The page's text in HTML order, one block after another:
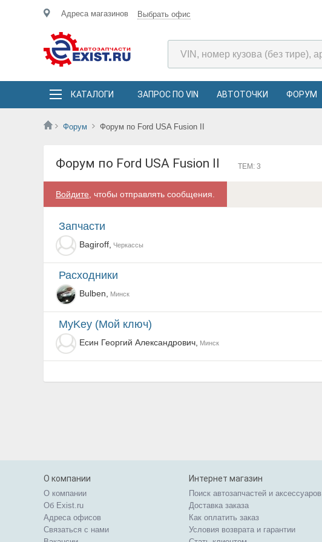
Адреса магазинов Выбрать офис
КАТАЛОГИ ЗАПРОС ПО VIN АВТОТОЧКИ ФОРУМ
Форум Форум по Ford USA Fusion II
Форум по Ford USA Fusion II ТЕМ: 3
Войдите , чтобы отправлять сообщения.
Запчасти
Bagiroff, Черкассы
Расходники
Bulben, Минск
MyKey (Мой ключ)
Есин Георгий Александрович, Минск
О компании
О компании
Об Exist.ru
Адреса офисов
Связаться с нами
Интернет магазин
Поиск автозапчастей и аксессуаров
Доставка заказа
Как оплатить заказ
Условия возврата и гарантии